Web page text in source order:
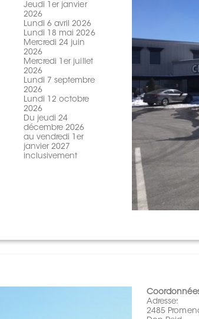
Jeudi 1er janvier
2026
Lundi 6 avril 2026
Lundi 18 mai 2026
Mercredi 24 juin
2026
Mercredi 1er juillet
2026
Lundi 7 septembre
2026
Lundi 12 octobre
2026
Du jeudi 24
décembre 2026
au vendredi 1er
janvier 2027
inclusivement
Adresse:
2485